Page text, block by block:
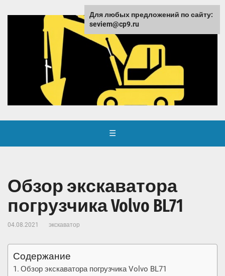
☰
Обзор экскаватора
погрузчика Volvo BL71
04.08.2021 экскаватор
Содержание
Обзор экскаватора погрузчика Volvo BL71
Для любых предложений по сайту:
seviem@cp9.ru